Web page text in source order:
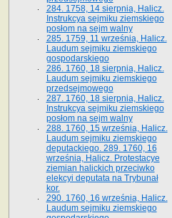
284. 1758, 14 sierpnia, Halicz.
Instrukcya sejmiku ziemskiego
posłom na sejm walny
285. 1759, 11 września, Halicz.
Laudum sejmiku ziemskiego
gospodarskiego
286. 1760, 18 sierpnia, Halicz.
Laudum sejmiku ziemskiego
przedsejmowego
287. 1760, 18 sierpnia, Halicz.
Instrukcya sejmiku ziemskiego
posłom na sejm walny
288. 1760, 15 września, Halicz.
Laudum sejmiku ziemskiego
deputackiego. 289. 1760, 16
września, Halicz. Protestacye
ziemian halickich przeciwko
elekcyi deputata na Trybunał
kor.
290. 1760, 16 września, Halicz.
Laudum sejmiku ziemskiego